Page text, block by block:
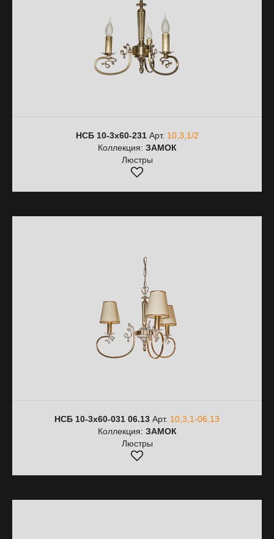
НСБ 10-3х60-231Арт. 10,3,1/2
Коллекция: ЗАМОК
Люстры
НСБ 10-3х60-031 06.13 Арт. 10,3,1-06.13
Коллекция: ЗАМОК
Люстры